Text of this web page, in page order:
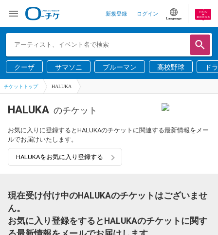
新規登録 ログイン
Language
クーザ サマソニ ブルーマン 高校野球 ド
チケットトップ HALUKA
HALUKA のチケット
お気に入りに登録するとHALUKAのチケットに関連する最新情報をメー
ルでお届けいたします。
HALUKAをお気に入り登録する
現在受け付け中のHALUKAのチケットはございませ
ん。
お気に入り登録をするとHALUKAのチケットに関す